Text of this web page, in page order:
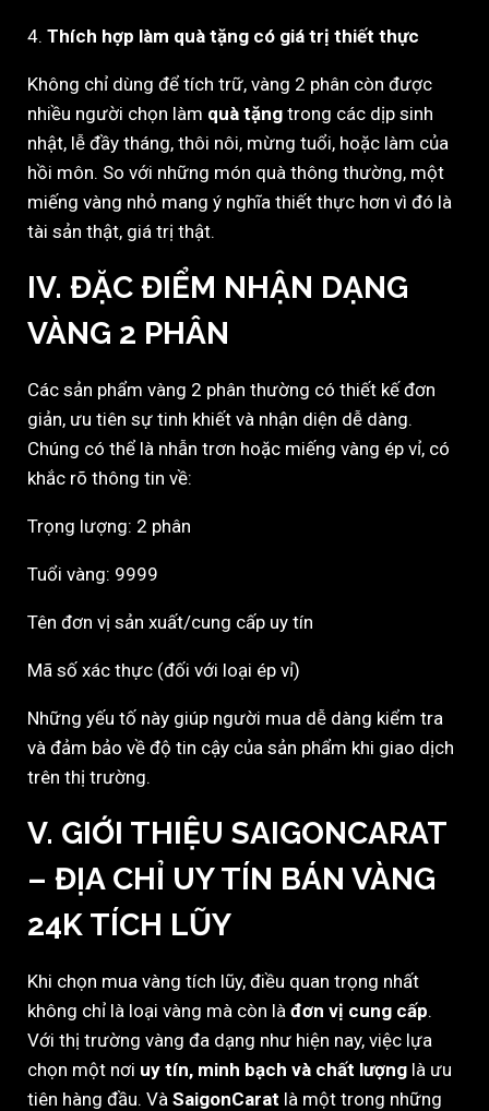
4. Thích hợp làm quà tặng có giá trị thiết thực
Không chỉ dùng để tích trữ, vàng 2 phân còn được
nhiều người chọn làm quà tặng trong các dịp sinh
nhật, lễ đầy tháng, thôi nôi, mừng tuổi, hoặc làm của
hồi môn. So với những món quà thông thường, một
miếng vàng nhỏ mang ý nghĩa thiết thực hơn vì đó là
tài sản thật, giá trị thật.
IV. ĐẶC ĐIỂM NHẬN DẠNG
VÀNG 2 PHÂN
Các sản phẩm vàng 2 phân thường có thiết kế đơn
giản, ưu tiên sự tinh khiết và nhận diện dễ dàng.
Chúng có thể là nhẫn trơn hoặc miếng vàng ép vỉ, có
khắc rõ thông tin về:
Trọng lượng: 2 phân
Tuổi vàng: 9999
Tên đơn vị sản xuất/cung cấp uy tín
Mã số xác thực (đối với loại ép vỉ)
Những yếu tố này giúp người mua dễ dàng kiểm tra
và đảm bảo về độ tin cậy của sản phẩm khi giao dịch
trên thị trường.
V. GIỚI THIỆU SAIGONCARAT
– ĐỊA CHỈ UY TÍN BÁN VÀNG
24K TÍCH LŨY
Khi chọn mua vàng tích lũy, điều quan trọng nhất
không chỉ là loại vàng mà còn là đơn vị cung cấp.
Với thị trường vàng đa dạng như hiện nay, việc lựa
chọn một nơi uy tín, minh bạch và chất lượng là ưu
tiên hàng đầu. Và SaigonCarat là một trong những